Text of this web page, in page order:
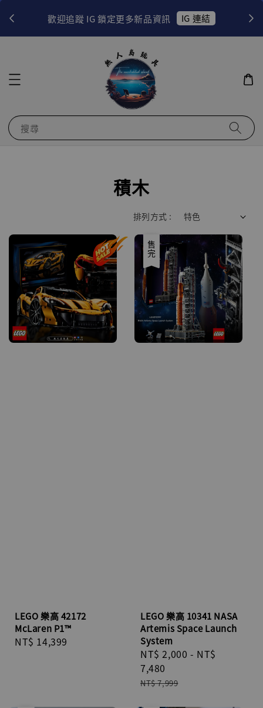
歡迎追蹤 IG 鎖定更多新品資訊 IG 連結
搜尋
積木
排列方式 :
LEGO 樂高 42172
McLaren P1™
Regular
NT$ 14,399
優惠
售完
LEGO 樂高 10341 NASA
Artemis Space Launch
System
Sale
price
NT$ 2,000 - NT$
7,480
Regular
NT$ 7,999